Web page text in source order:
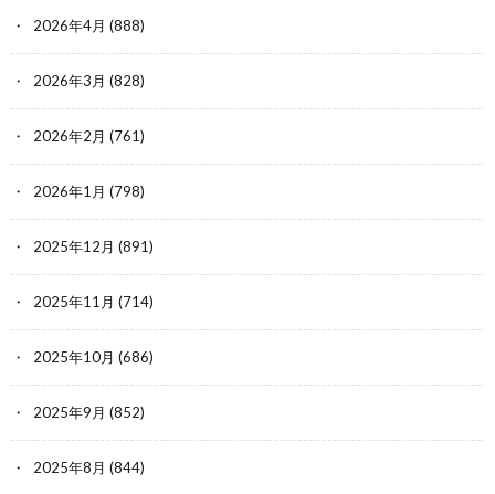
2026年4月 (888)
2026年3月 (828)
2026年2月 (761)
2026年1月 (798)
2025年12月 (891)
2025年11月 (714)
2025年10月 (686)
2025年9月 (852)
2025年8月 (844)